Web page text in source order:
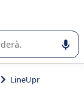
un
LineUpr